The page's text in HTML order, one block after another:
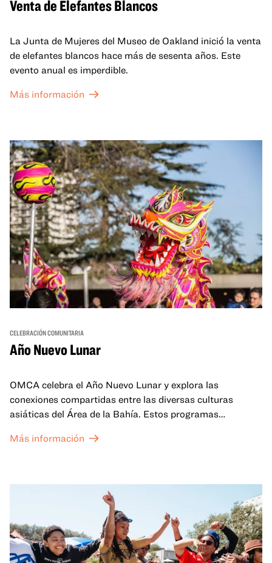
Venta de Elefantes Blancos
La Junta de Mujeres del Museo de Oakland inició la venta
de elefantes blancos hace más de sesenta años. Este
evento anual es imperdible.
Más información
CELEBRACIÓN COMUNITARIA
Año Nuevo Lunar
OMCA celebra el Año Nuevo Lunar y explora las
conexiones compartidas entre las diversas culturas
asiáticas del Área de la Bahía. Estos programas
celebran y honran las tradiciones del Año Nuevo Lunar a
un espacio para que nuestras comunidades AAPI se
reúnan y se eleven mutuamente con círculos de curación
tanto presenciales como virtuales.
Más información